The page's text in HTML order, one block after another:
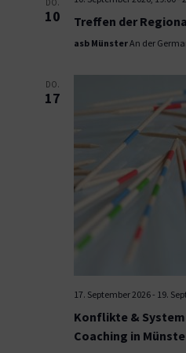
DO.
10 Treffen der
asb MünsterAn der
DO.
17
17. September 2026- 19.
Konflikte &
Coaching in